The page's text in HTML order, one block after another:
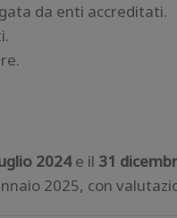
da enti accreditati.
2024e il 31
2025, con